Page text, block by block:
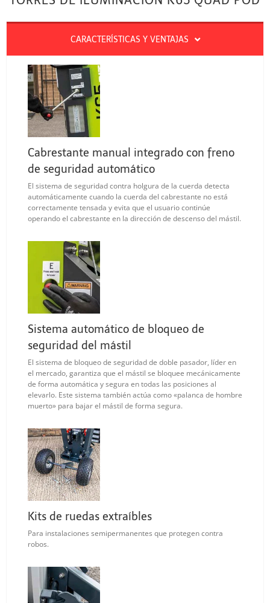
CARACTERÍSTICAS Y VENTAJAS
Cabrestante manual integrado con freno
de seguridad automático
El sistema de seguridad contra holgura de la cuerda detecta
automáticamente cuando la cuerda del cabrestante no está
correctamente tensada y evita que el usuario continúe
operando el cabrestante en la dirección de descenso del mástil.
Sistema automático de bloqueo de
seguridad del mástil
El sistema de bloqueo de seguridad de doble pasador, líder en
el mercado, garantiza que el mástil se bloquee mecánicamente
de forma automática y segura en todas las posiciones al
elevarlo. Este sistema también actúa como «palanca de hombre
muerto» para bajar el mástil de forma segura.
Kits de ruedas extraíbles
Para instalaciones semipermanentes que protegen contra
robos.